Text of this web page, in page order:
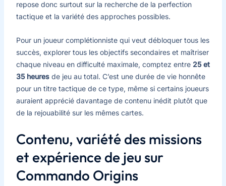
repose donc surtout sur la recherche de la perfection
tactique et la variété des approches possibles.
Pour un joueur complétionniste qui veut débloquer tous les
succès, explorer tous les objectifs secondaires et maîtriser
chaque niveau en difficulté maximale, comptez entre 25 et
35 heuresde jeu au total. C’est une durée de vie honnête
pour un titre tactique de ce type, même si certains joueurs
auraient apprécié davantage de contenu inédit plutôt que
de la rejouabilité sur les mêmes cartes.
Contenu, variété des missions
et expérience de jeu sur
Commando Origins